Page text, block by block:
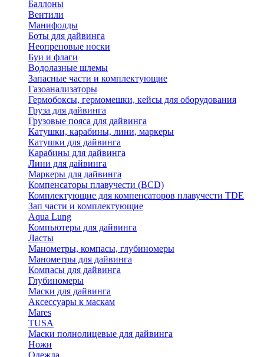
Баллоны
Вентили
Манифолды
Боты для дайвинга
Неопреновые носки
Буи и флаги
Водолазные шлемы
Запасные части и комплектующие
Газоанализаторы
Гермобоксы, гермомешки, кейсы для оборудования
Груза для дайвинга
Грузовые пояса для дайвинга
Катушки, карабины, лини, маркеры
Катушки для дайвинга
Карабины для дайвинга
Лини для дайвинга
Маркеры для дайвинга
Компенсаторы плавучести (BCD)
Комплектующие для компенсаторов плавучести TDE
Зап части и комплектующие
Aqua Lung
Компьютеры для дайвинга
Ласты
Манометры, компасы, глубиномеры
Манометры для дайвинга
Компасы для дайвинга
Глубиномеры
Маски для дайвинга
Аксессуары к маскам
Mares
TUSA
Маски полнолицевые для дайвинга
Ножи
Одежда